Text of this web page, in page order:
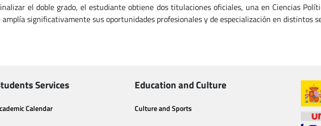
el doble grado, el estudiante obtiene dos titulaciones oficiales, una en Ciencias
amplía significativamente sus oportunidades profesionales y de especialización en distintos
Services
Calendar
Education and Culture
Culture and Sports